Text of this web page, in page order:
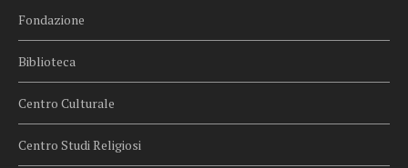
Fondazione
Biblioteca
Centro Culturale
Centro Studi Religiosi